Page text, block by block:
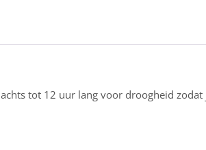
tot 12 uur lang voor droogheid